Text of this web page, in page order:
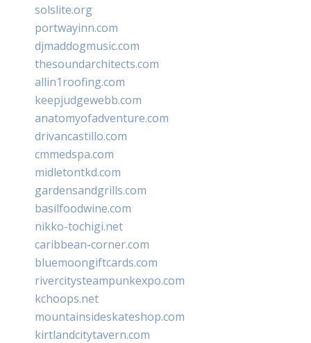
solslite.org
portwayinn.com
djmaddogmusic.com
thesoundarchitects.com
allin1roofing.com
keepjudgewebb.com
anatomyofadventure.com
drivancastillo.com
cmmedspa.com
midletontkd.com
gardensandgrills.com
basilfoodwine.com
nikko-tochigi.net
caribbean-corner.com
bluemoongiftcards.com
rivercitysteampunkexpo.com
kchoops.net
mountainsideskateshop.com
kirtlandcitytavern.com